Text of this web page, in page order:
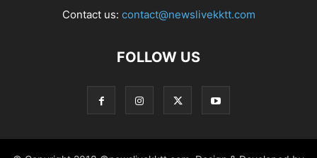
Contact us: contact@newslivekktt.com
FOLLOW US